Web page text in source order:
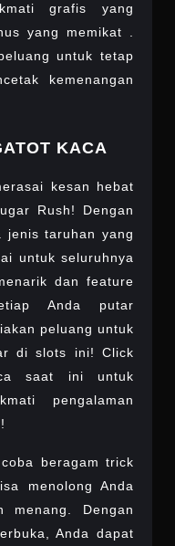
grafis yang
yang memikat .
untuk tetap
kemenangan
KACA
kesan hebat
Rush! Dengan
jenis taruhan yang
untuk seluruhnya
dan feature
Anda putar
peluang untuk
di slots ini! Click
saat ini untuk
pengalaman
beragam trick
menolong Anda
menang. Dengan
Anda dapat